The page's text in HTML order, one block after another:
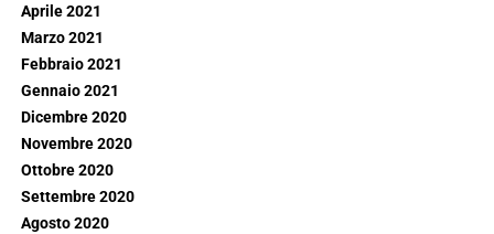
Aprile 2021
Marzo 2021
Febbraio 2021
Gennaio 2021
Dicembre 2020
Novembre 2020
Ottobre 2020
Settembre 2020
Agosto 2020